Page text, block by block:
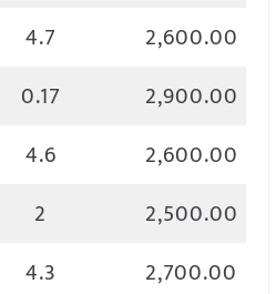
4.7
2,600.00
0.17
2,900.00
4.6
2,600.00
2
2,500.00
4.3
2,700.00